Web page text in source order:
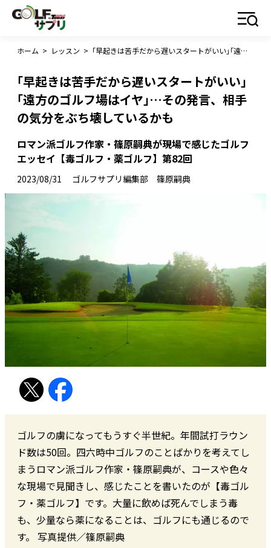
ホーム > レッスン > ｢早起きは苦手だから遅いスタートがいい｣｢遠方のゴルフ場はイヤ｣…その発言、相手の気分をぶち壊しているかも
｢早起きは苦手だから遅いスタートがいい｣
｢遠方のゴルフ場はイヤ｣…その発言、相手
の気分をぶち壊しているかも
ロマン派ゴルフ作家・篠原嗣典が現場で感じたゴルフ
エッセイ【毒ゴルフ・薬ゴルフ】第82回
2023/08/31 ゴルフサプリ編集部 篠原嗣典
ゴルフの虜になってもうすぐ半世紀。年間試打ラウン
ド数は50回。四六時中ゴルフのことばかりを考えてし
まうロマン派ゴルフ作家・篠原嗣典が、コースや色々
な現場で見聞きし、感じたことを書いたのが【毒ゴル
フ・薬ゴルフ】です。大量に飲めば死んでしまう毒
も、少量なら薬になることは、ゴルフにも通じるので
す。 写真提供／篠原嗣典